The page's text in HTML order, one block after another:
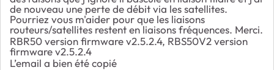
de nouveau une perte de débit via les satellites.
Pourriez vous m'aider pour que les liaisons
routeurs/satellites restent en liaisons fréquences. Merci.
RBR50 version firmware v2.5.2.4, RBS50V2 version
firmware v2.5.2.4
L’email a bien été copié